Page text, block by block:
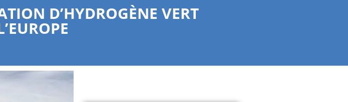
D’HYDROGÈNE VERT